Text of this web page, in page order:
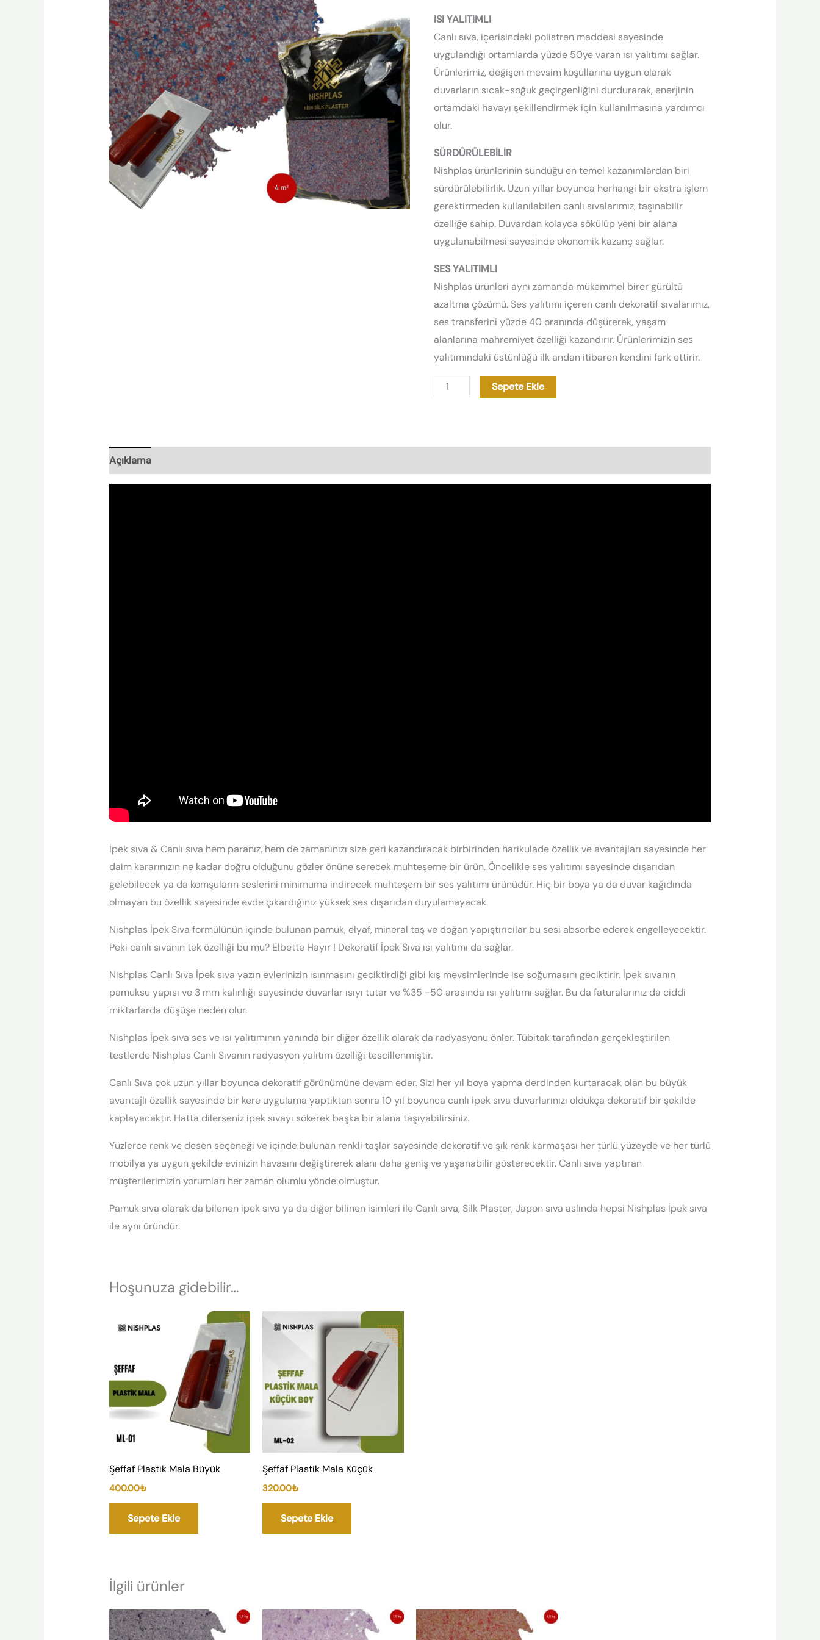
ISI YALITIMLI
Canlı sıva, içerisindeki polistren maddesi sayesinde
uygulandığı ortamlarda yüzde 50ye varan ısı yalıtımı sağlar.
Ürünlerimiz, değişen mevsim koşullarına uygun olarak
duvarların sıcak-soğuk geçirgenliğini durdurarak, enerjinin
ortamdaki havayı şekillendirmek için kullanılmasına yardımcı
olur.
SÜRDÜRÜLEBİLİR
Nishplas ürünlerinin sunduğu en temel kazanımlardan biri
sürdürülebilirlik. Uzun yıllar boyunca herhangi bir ekstra işlem
gerektirmeden kullanılabilen canlı sıvalarımız, taşınabilir
özelliğe sahip. Duvardan kolayca sökülüp yeni bir alana
uygulanabilmesi sayesinde ekonomik kazanç sağlar.
SES YALITIMLI
Nishplas ürünleri aynı zamanda mükemmel birer gürültü
azaltma çözümü. Ses yalıtımı içeren canlı dekoratif sıvalarımız,
ses transferini yüzde 40 oranında düşürerek, yaşam
alanlarına mahremiyet özelliği kazandırır. Ürünlerimizin ses
yalıtımındaki üstünlüğü ilk andan itibaren kendini fark ettirir.
|
Organik
Sıva
adet
Sepete Ekle
Açıklama
İpek sıva & Canlı sıva hem paranız, hem de zamanınızı size geri kazandıracak birbirinden harikulade özellik ve avantajları sayesinde her
daim kararınızın ne kadar doğru olduğunu gözler önüne serecek muhteşeme bir ürün. Öncelikle ses yalıtımı sayesinde dışarıdan
gelebilecek ya da komşuların seslerini minimuma indirecek muhteşem bir ses yalıtımı ürünüdür. Hiç bir boya ya da duvar kağıdında
olmayan bu özellik sayesinde evde çıkardığınız yüksek ses dışarıdan duyulamayacak.
Nishplas İpek Sıva formülünün içinde bulunan pamuk, elyaf, mineral taş ve doğan yapıştırıcılar bu sesi absorbe ederek engelleyecektir.
Peki canlı sıvanın tek özelliği bu mu? Elbette Hayır ! Dekoratif İpek Sıva ısı yalıtımı da sağlar.
Nishplas Canlı Sıva İpek sıva yazın evlerinizin ısınmasını geciktirdiği gibi kış mevsimlerinde ise soğumasını geciktirir. İpek sıvanın
pamuksu yapısı ve 3 mm kalınlığı sayesinde duvarlar ısıyı tutar ve %35 -50 arasında ısı yalıtımı sağlar. Bu da faturalarınız da ciddi
miktarlarda düşüşe neden olur.
Nishplas İpek sıva ses ve ısı yalıtımının yanında bir diğer özellik olarak da radyasyonu önler. Tübitak tarafından gerçekleştirilen
testlerde Nishplas Canlı Sıvanın radyasyon yalıtım özelliği tescillenmiştir.
Canlı Sıva çok uzun yıllar boyunca dekoratif görünümüne devam eder. Sizi her yıl boya yapma derdinden kurtaracak olan bu büyük
avantajlı özellik sayesinde bir kere uygulama yaptıktan sonra 10 yıl boyunca canlı ipek sıva duvarlarınızı oldukça dekoratif bir şekilde
kaplayacaktır. Hatta dilerseniz ipek sıvayı sökerek başka bir alana taşıyabilirsiniz.
Yüzlerce renk ve desen seçeneği ve içinde bulunan renkli taşlar sayesinde dekoratif ve şık renk karmaşası her türlü yüzeyde ve her türlü
mobilya ya uygun şekilde evinizin havasını değiştirerek alanı daha geniş ve yaşanabilir gösterecektir. Canlı sıva yaptıran
müşterilerimizin yorumları her zaman olumlu yönde olmuştur.
Pamuk sıva olarak da bilenen ipek sıva ya da diğer bilinen isimleri ile Canlı sıva, Silk Plaster, Japon sıva aslında hepsi Nishplas İpek sıva
ile aynı üründür.
Hoşunuza gidebilir…
Şeffaf Plastik Mala Büyük
400.00₺
Sepete Ekle
Şeffaf Plastik Mala Küçük
320.00₺
Sepete Ekle
İlgili ürünler